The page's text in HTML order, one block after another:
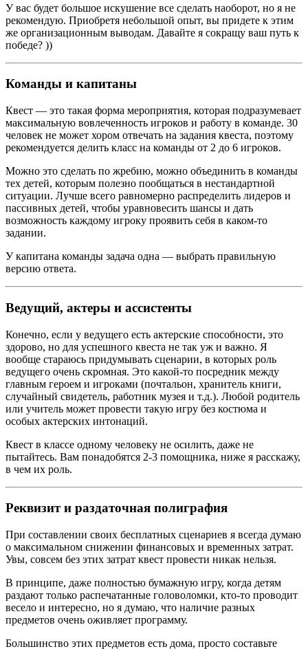
У вас будет большое искушение все сделать наоборот, но я не
рекомендую. Приобретя небольшой опыт, вы придете к этим
же организационным выводам. Давайте я сокращу ваш путь к
победе? ))
Команды и капитаны
Квест — это такая форма мероприятия, которая подразумевает
максимальную вовлеченность игроков и работу в команде. 30
человек не может хором отвечать на задания квеста, поэтому
рекомендуется делить класс на команды от 2 до 6 игроков.
Можно это сделать по жребию, можно объединить в команды
тех детей, которым полезно пообщаться в нестандартной
ситуации. Лучше всего равномерно распределить лидеров и
пассивных детей, чтобы уравновесить шансы и дать
возможность каждому игроку проявить себя в каком-то
задании.
У капитана команды задача одна — выбрать правильную
версию ответа.
Ведущий, актеры и ассистенты
Конечно, если у ведущего есть актерские способности, это
здорово, но для успешного квеста не так уж и важно. Я
вообще стараюсь придумывать сценарии, в которых роль
ведущего очень скромная. Это какой-то посредник между
главным героем и игроками (почтальон, хранитель книги,
случайный свидетель, работник музея и т.д.). Любой родитель
или учитель может провести такую игру без костюма и
особых актерских интонаций.
Квест в классе одному человеку не осилить, даже не
пытайтесь. Вам понадобятся 2-3 помощника, ниже я расскажу,
в чем их роль.
Реквизит и раздаточная полиграфия
При составлении своих бесплатных сценариев я всегда думаю
о максимальном снижении финансовых и временных затрат.
Увы, совсем без этих затрат квест провести никак нельзя.
В принципе, даже полностью бумажную игру, когда детям
раздают только распечатанные головоломки, кто-то проводит
весело и интересно, но я думаю, что наличие разных
предметов очень оживляет программу.
Большинство этих предметов есть дома, просто составьте